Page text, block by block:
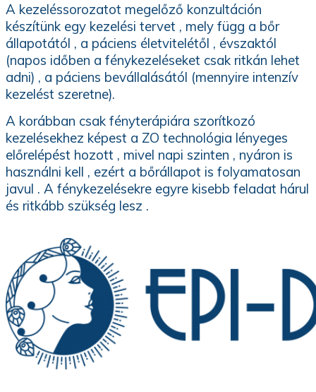
A kezeléssorozatot megelőző konzultáción
készítünk egy kezelési tervet , mely függ a bőr
állapotától , a páciens életvitelétől , évszaktól
(napos időben a fénykezeléseket csak ritkán lehet
adni) , a páciens bevállalásától (mennyire intenzív
kezelést szeretne).
A korábban csak fényterápiára szorítkozó
kezelésekhez képest a ZO technológia lényeges
előrelépést hozott , mivel napi szinten , nyáron is
használni kell , ezért a bőrállapot is folyamatosan
javul . A fénykezelésekre egyre kisebb feladat hárul
és ritkább szükség lesz .